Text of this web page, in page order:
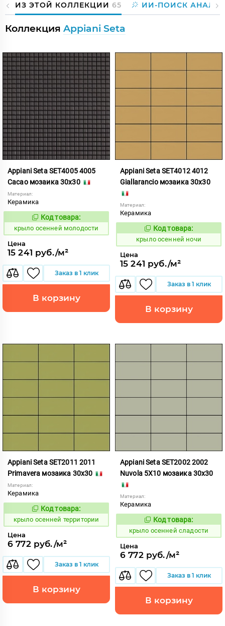
ИЗ ЭТОЙ КОЛЛЕКЦИИ 65 ИИ-ПОИСК
Коллекция Appiani Seta
Appiani Seta SET4005 4005
Cacao мозаика 30x30
Материал:
Керамика
836554
Код товара:
крыло осенней молодости
Цена
15 241 руб./м²
Заказ в 1 клик
В корзину
Appiani Seta SET4012 4012
Giallarancio мозаика 30x30
Материал:
Керамика
836561
Код товара:
крыло осенней ночи
Цена
15 241 руб./м²
Заказ в 1 клик
В корзину
Appiani Seta SET2011 2011
Primavera мозаика 30x30
Материал:
Керамика
836604
Код товара:
крыло осенней территории
Цена
6 772 руб./м²
Заказ в 1 клик
В корзину
Appiani Seta SET2002 2002
Nuvola 5X10 мозаика 30x30
Материал:
Керамика
836595
Код товара:
крыло осенней сладости
Цена
6 772 руб./м²
Заказ в 1 клик
В корзину